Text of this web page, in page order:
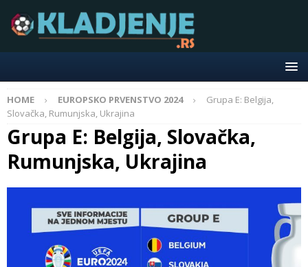
HOME EUROPSKO PRVENSTVO 2024
Grupa E: Belgija,
Slovačka, Rumunjska, Ukrajina
Grupa E: Belgija, Slovačka,
Rumunjska, Ukrajina